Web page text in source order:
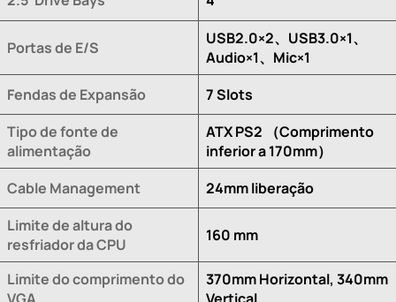
Portas de E/S
USB2.0×2、USB3.0×1、
Audio×1、Mic×1
Fendas de Expansão
7 Slots
Tipo de fonte de
alimentação
ATX PS2 （Comprimento
inferior a 170mm）
Cable Management
24mm liberação
Limite de altura do
resfriador da CPU
160 mm
Limite do comprimento do
370mm Horizontal, 340mm